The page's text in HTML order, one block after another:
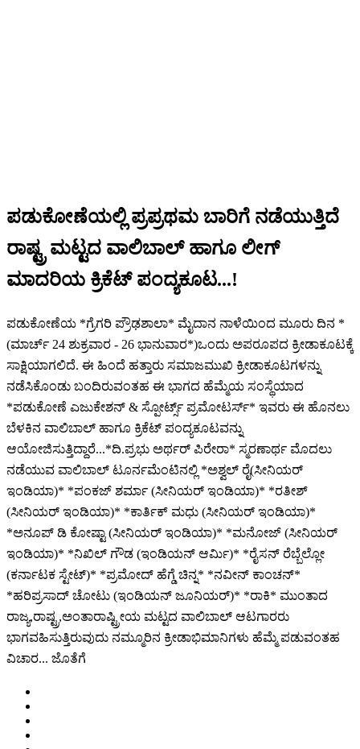
ಪಡುಕೋಣೆಯಲ್ಲಿ ಪ್ರಪ್ರಥಮ ಬಾರಿಗೆ ನಡೆಯುತ್ತಿದೆ
ರಾಷ್ಟ್ರ ಮಟ್ಟದ ವಾಲಿಬಾಲ್ ಹಾಗೂ ಲೀಗ್
ಮಾದರಿಯ ಕ್ರಿಕೆಟ್ ಪಂದ್ಯಕೂಟ...!
ಪಡುಕೋಣೆಯ *ಗ್ರೆಗರಿ ಪ್ರೌಢಶಾಲಾ* ಮೈದಾನ ನಾಳೆಯಿಂದ ಮೂರು ದಿನ *
(ಮಾರ್ಚ್ 24 ಶುಕ್ರವಾರ - 26 ಭಾನುವಾರ*)ಒಂದು ಅಪರೂಪದ ಕ್ರೀಡಾಕೂಟಕ್ಕೆ
ಸಾಕ್ಷಿಯಾಗಲಿದೆ. ಈ ಹಿಂದೆ ಹತ್ತಾರು ಸಮಾಜಮುಖಿ ಕ್ರೀಡಾಕೂಟಗಳನ್ನು
ನಡೆಸಿಕೊಂಡು ಬಂದಿರುವಂತಹ ಈ ಭಾಗದ ಹೆಮ್ಮೆಯ ಸಂಸ್ಥೆಯಾದ
*ಪಡುಕೋಣೆ ಎಜುಕೇಶನ್ & ಸ್ಪೋರ್ಟ್ಸ್ ಪ್ರಮೋಟರ್ಸ್* ಇವರು ಈ ಹೊನಲು
ಬೆಳಕಿನ ವಾಲಿಬಾಲ್ ಹಾಗೂ ಕ್ರಿಕೆಟ್ ಪಂದ್ಯಕೂಟವನ್ನು
ಆಯೋಜಿಸುತ್ತಿದ್ದಾರೆ...*ದಿ.ಪ್ರಭು ಅರ್ಥರ್ ಪಿರೇರಾ* ಸ್ಮರಣಾರ್ಥ ಮೊದಲು
ನಡೆಯುವ ವಾಲಿಬಾಲ್ ಟೂರ್ನಮೆಂಟಿನಲ್ಲಿ *ಅಶ್ವಲ್ ರೈ(ಸೀನಿಯರ್
ಇಂಡಿಯಾ)* *ಪಂಕಜ್ ಶರ್ಮಾ (ಸೀನಿಯರ್ ಇಂಡಿಯಾ)* *ರತೀಶ್
(ಸೀನಿಯರ್ ಇಂಡಿಯಾ)* *ಕಾರ್ತಿಕ್ ಮಧು (ಸೀನಿಯರ್ ಇಂಡಿಯಾ)*
*ಅನೂಪ್ ಡಿ ಕೋಷ್ಟಾ (ಸೀನಿಯರ್ ಇಂಡಿಯಾ)* *ಮನೋಜ್ (ಸೀನಿಯರ್
ಇಂಡಿಯಾ)* *ನಿಖಿಲ್ ಗೌಡ (ಇಂಡಿಯನ್ ಆರ್ಮಿ)* *ರೈಸನ್ ರೆಬ್ಬೆಲ್ಲೋ
(ಕರ್ನಾಟಕ ಸ್ಟೇಟ್)* *ಪ್ರಮೋದ್ ಹೆಗ್ಡೆ ಚಿನ್ನ* *ನವೀನ್ ಕಾಂಚನ್*
*ಹರಿಪ್ರಸಾದ್ ಚೋಟು (ಇಂಡಿಯನ್ ಜೂನಿಯರ್)* *ರಾಕಿ* ಮುಂತಾದ
ರಾಜ್ಯ,ರಾಷ್ಟ್ರ,ಅಂತಾರಾಷ್ಟ್ರೀಯ ಮಟ್ಟದ ವಾಲಿಬಾಲ್ ಆಟಗಾರರು
ಭಾಗವಹಿಸುತ್ತಿರುವುದು ನಮ್ಮೂರಿನ ಕ್ರೀಡಾಭಿಮಾನಿಗಳು ಹೆಮ್ಮೆ ಪಡುವಂತಹ
ವಿಚಾರ... ಜೊತೆಗೆ